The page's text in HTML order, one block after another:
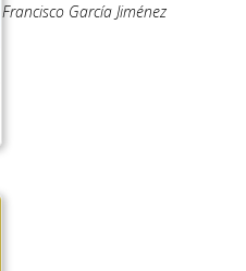
Francisco García Jiménez